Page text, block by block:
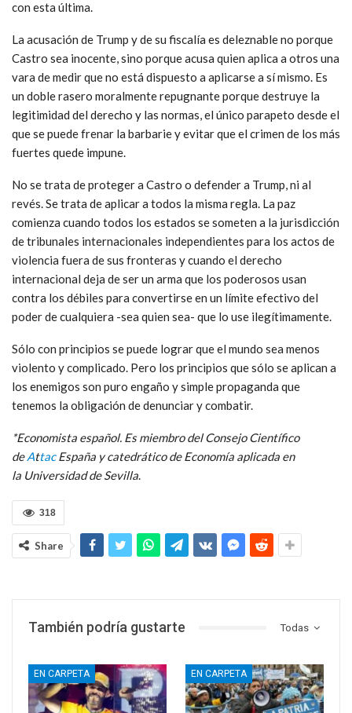
con esta última.
La acusación de Trump y de su fiscalía es deleznable no porque
Castro sea inocente, sino porque acusa quien aplica a otros una
vara de medir que no está dispuesto a aplicarse a sí mismo. Es
un doble rasero moralmente repugnante porque destruye la
legitimidad del derecho y las normas, el único parapeto desde el
que se puede frenar la barbarie y evitar que el crimen de los más
fuertes quede impune.
No se trata de proteger a Castro o defender a Trump, ni al
revés. Se trata de aplicar a todos la misma regla. La paz
comienza cuando todos los estados se someten a la jurisdicción
de tribunales internacionales independientes para los actos de
violencia fuera de sus fronteras y cuando el derecho
internacional deja de ser un arma que los poderosos usan
contra los débiles para convertirse en un límite efectivo del
poder de cualquiera -sea quien sea- que lo use ilegítimamente.
Sólo con principios se puede lograr que el mundo sea menos
violento y complicado. Pero los principios que sólo se aplican a
los enemigos son puro engaño y simple propaganda que
tenemos la obligación de denunciar y combatir.
*Economista español. Es miembro del Consejo Científico
deAttacEspaña y catedrático de Economía aplicada en
la Universidad de Sevilla.
318
Share
Todas
También podría gustarte
EN CARPETA EN CARPETA